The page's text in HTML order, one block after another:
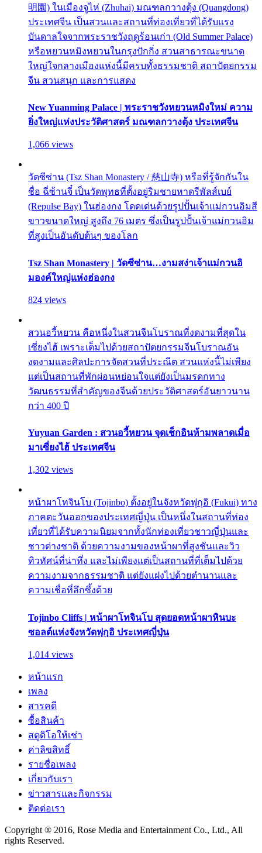
明園) ในเมืองจูไห่ (Zhuhai) มณฑลกวางตุ้ง (Quangdong)
ประเทศจีน เป็นสวนและสถานที่ท่องเที่ยวที่ได้รับแรง
บันดาลใจจากพระราชวังฤดูร้อนเก่า (Old Summer Palace)
หรือหยวนหมิงหยวนในกรุงปักกิ่ง สวนสาธารณะขนาด
ใหญ่ใจกลางเมืองแห่งนี้มีครบทั้งธรรมชาติ สถาปัตยกรรม
จีน สวนสนุก และการแสดง
New Yuanming Palace | พระราชวังหยวนหมิงใหม่ ความ
ยิ่งใหญ่แห่งประวัติศาสตร์ มณฑลกวางตุ้ง ประเทศจีน
1,066 views
วัดซีซ่าน (Tsz Shan Monastery / 慈山寺) หรือที่รู้จักกันใน
ชื่อ ฉี่ซ้านจี๋ เป็นวัดพุทธที่ตั้งอยู่ริมชายหาดรีพัลส์เบย์
(Repulse Bay) ในฮ่องกง โดดเด่นด้วยรูปปั้นเจ้าแม่กวนอิมสี
ขาวขนาดใหญ่ สูงถึง 76 เมตร ซึ่งเป็นรูปปั้นเจ้าแม่กวนอิม
ที่สูงเป็นอันดับต้นๆ ของโลก
Tsz Shan Monastery | วัดซีซ่าน…งามสง่าเจ้าแม่กวนอิ
มองค์ใหญ่แห่งฮ่องกง
824 views
สวนอวี้หยวน คือหนึ่งในสวนจีนโบราณที่งดงามที่สุดใน
เซี่ยงไฮ้ เพราะเต็มไปด้วยสถาปัตยกรรมจีนโบราณอัน
งดงามและศิลปะการจัดสวนที่ประณีต สวนแห่งนี้ไม่เพียง
แต่เป็นสถานที่พักผ่อนหย่อนใจแต่ยังเป็นมรดกทาง
วัฒนธรรมที่สำคัญของจีนด้วยประวัติศาสตร์อันยาวนาน
กว่า 400 ปี
Yuyuan Garden : สวนอวี้หยวน จุดเช็กอินห้ามพลาดเมื่อ
มาเซี่ยงไฮ้ ประเทศจีน
1,302 views
หน้าผาโทจินโบ (Tojinbo) ตั้งอยู่ในจังหวัดฟุกุอิ (Fukui) ทาง
ภาคตะวันออกของประเทศญี่ปุ่น เป็นหนึ่งในสถานที่ท่อง
เที่ยวที่ได้รับความนิยมจากทั้งนักท่องเที่ยวชาวญี่ปุ่นและ
ชาวต่างชาติ ด้วยความงามของหน้าผาที่สูงชันและวิว
ทิวทัศน์ที่น่าทึ่ง และไม่เพียงแต่เป็นสถานที่ที่เต็มไปด้วย
ความงามจากธรรมชาติ แต่ยังแฝงไปด้วยตำนานและ
ความเชื่อที่ลึกซึ้งด้วย
Tojinbo Cliffs | หน้าผาโทจินโบ สุดยอดหน้าผาหินบะ
ซอลต์แห่งจังหวัดฟุกุอิ ประเทศญี่ปุ่น
1,014 views
หน้าแรก
เพลง
สารคดี
ซื้อสินค้า
สตูดิโอให้เช่า
ค่าลิขสิทธิ์
รายชื่อเพลง
เกี่ยวกับเรา
ข่าวสารและกิจกรรม
ติดต่อเรา
Copyright ® 2016, Rose Media and Entertainment Co., Ltd., All
rights Reserved.